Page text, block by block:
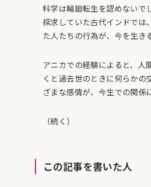
科学は輪廻転生を認めないで
探求していた古代インドでは
た人たちの行為が、今を生き
アニカでの経験によると、人
くと過去世のときに何らかの
ざまな感情が、今生での関係
（続く）
この記事を書いた人